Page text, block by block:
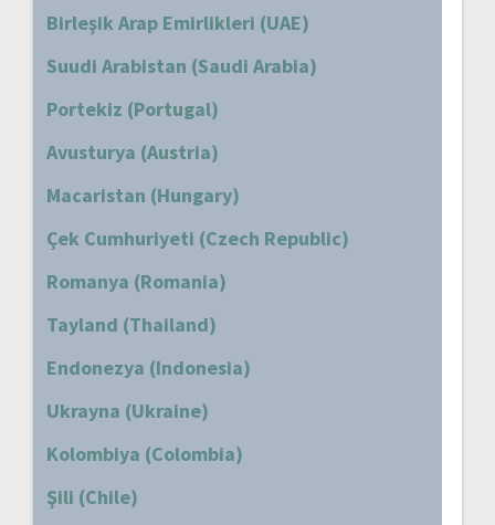
Birleşik Arap Emirlikleri (UAE)
Suudi Arabistan (Saudi Arabia)
Portekiz (Portugal)
Avusturya (Austria)
Macaristan (Hungary)
Çek Cumhuriyeti (Czech Republic)
Romanya (Romania)
Tayland (Thailand)
Endonezya (Indonesia)
Ukrayna (Ukraine)
Kolombiya (Colombia)
Şili (Chile)